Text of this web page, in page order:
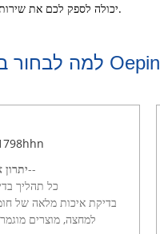
אם אתם מחפשים חלקים מוטבעים הדורשים כלי עבודה מדויקים, oepin יכולה לספק לכם את שירותי ההטבעה הטובים ביותר.
למה לבחור בשירותי הטבעה של Oepin
יתרון--
כל תהליך
בדיקת איכות מלאה של
למחצה, מוצרים